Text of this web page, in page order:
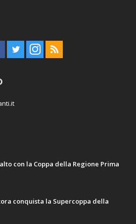
con la Coppa della Regione Prima
conquista la Supercoppa della